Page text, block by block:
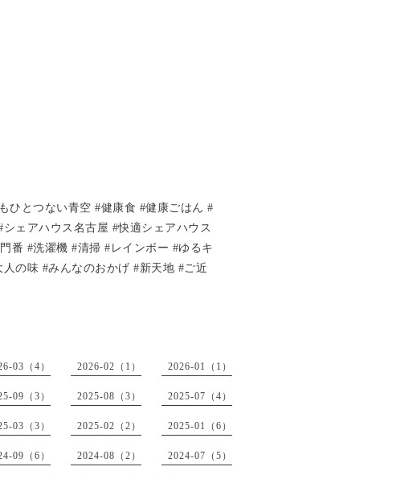
ひとつない青空 #健康食 #健康ごはん #
ェアハウス名古屋 #快適シェアハウス
番 #洗濯機 #清掃 #レインボー #ゆるキ
の味 #みんなのおかげ #新天地 #ご近
03（4） 2026-02（1） 2026-01（1）
09（3） 2025-08（3） 2025-07（4）
03（3） 2025-02（2） 2025-01（6）
09（6） 2024-08（2） 2024-07（5）